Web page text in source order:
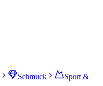
Schmuck
Sport &